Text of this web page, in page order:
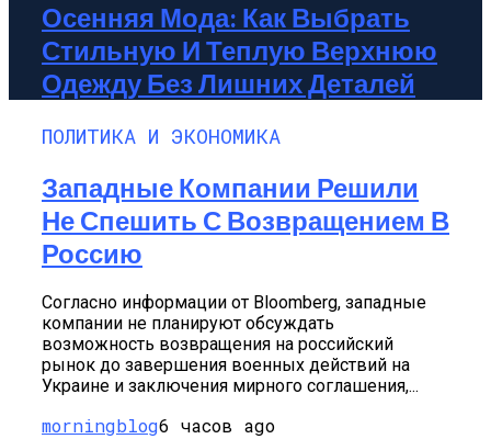
Осенняя Мода: Как Выбрать
Стильную И Теплую Верхнюю
Одежду Без Лишних Деталей
ПОЛИТИКА И ЭКОНОМИКА
Западные Компании Решили
Не Спешить С Возвращением В
Россию
Согласно информации от Bloomberg, западные
компании не планируют обсуждать
возможность возвращения на российский
рынок до завершения военных действий на
Украине и заключения мирного соглашения,...
morningblog6 часов ago